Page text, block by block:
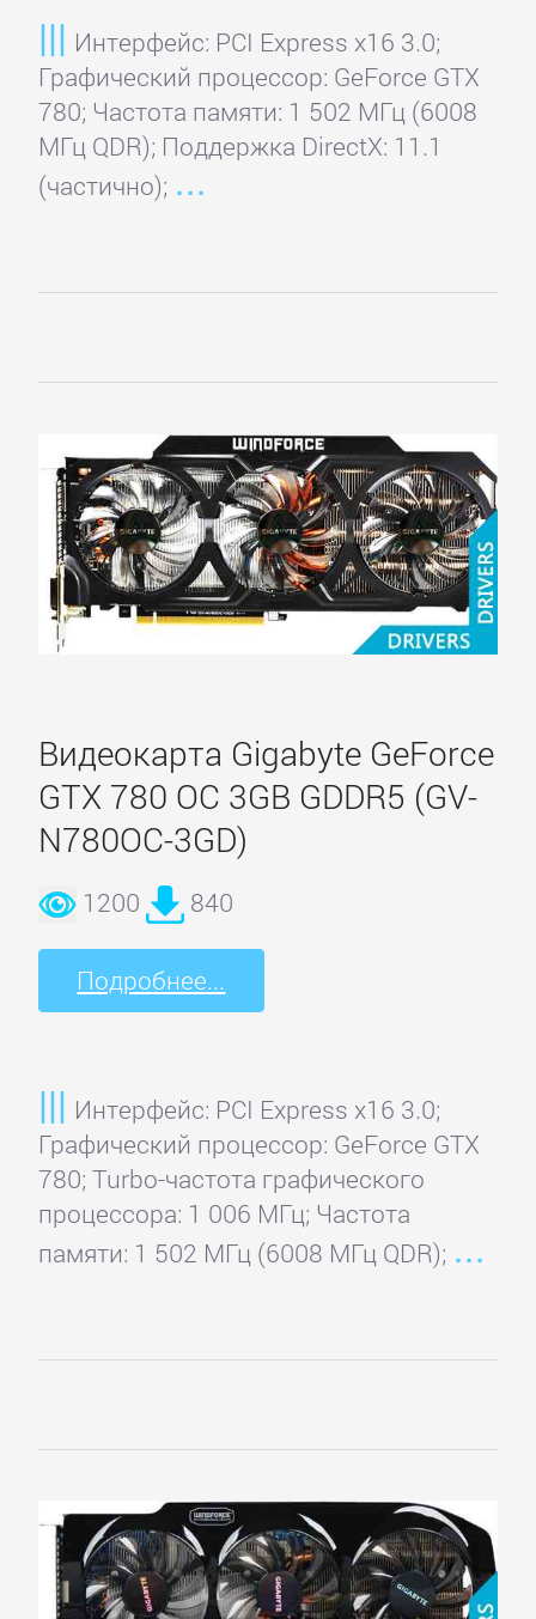
Интерфейс: PCI Express x16 3.0;
Графический процессор: GeForce GTX
780; Частота памяти: 1 502 МГц (6008
МГц QDR); Поддержка DirectX: 11.1
(частично);
Видеокарта Gigabyte GeForce
GTX 780 OC 3GB GDDR5 (GV-
N780OC-3GD)
1200 840
Подробнее...
Интерфейс: PCI Express x16 3.0;
Графический процессор: GeForce GTX
780; Turbo-частота графического
процессора: 1 006 МГц; Частота
памяти: 1 502 МГц (6008 МГц QDR);